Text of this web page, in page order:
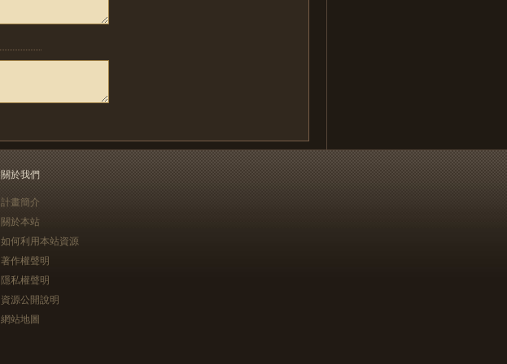
關於我們
計畫簡介
關於本站
如何利用本站資源
著作權聲明
隱私權聲明
資源公開說明
網站地圖